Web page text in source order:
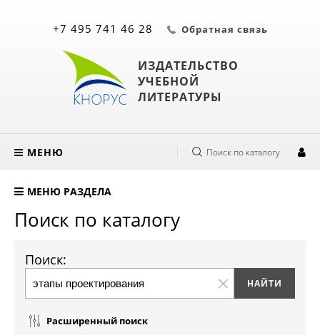
ИЗДАТЕЛЬСТВО
УЧЕБНОЙ
ЛИТЕРАТУРЫ
+7 495 741 46 28 Обратная связь
МЕНЮ Поиск по каталогу
МЕНЮ РАЗДЕЛА
Поиск по каталогу
Поиск:
Расширенный поиск